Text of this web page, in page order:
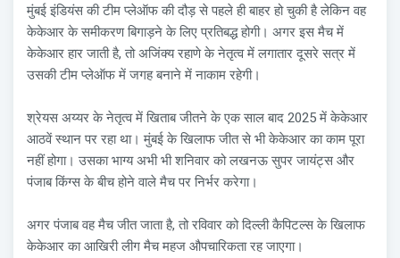
मुंबई इंडियंस की टीम प्लेऑफ की दौड़ से पहले ही बाहर हो चुकी है लेकिन वह
केकेआर के समीकरण बिगाड़ने के लिए प्रतिबद्ध होगी। अगर इस मैच में
केकेआर हार जाती है, तो अजिंक्य रहाणे के नेतृत्व में लगातार दूसरे सत्र में
उसकी टीम प्लेऑफ में जगह बनाने में नाकाम रहेगी।
श्रेयस अय्यर के नेतृत्व में खिताब जीतने के एक साल बाद 2025 में केकेआर
आठवें स्थान पर रहा था। मुंबई के खिलाफ जीत से भी केकेआर का काम पूरा
नहीं होगा। उसका भाग्य अभी भी शनिवार को लखनऊ सुपर जायंट्स और
पंजाब किंग्स के बीच होने वाले मैच पर निर्भर करेगा।
अगर पंजाब वह मैच जीत जाता है, तो रविवार को दिल्ली कैपिटल्स के खिलाफ
केकेआर का आखिरी लीग मैच महज औपचारिकता रह जाएगा।